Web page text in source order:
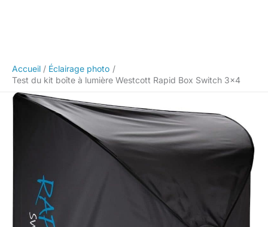
Accueil
Éclairage photo
Test du kit boîte à lumière Westcott Rapid Box Switch 3×4